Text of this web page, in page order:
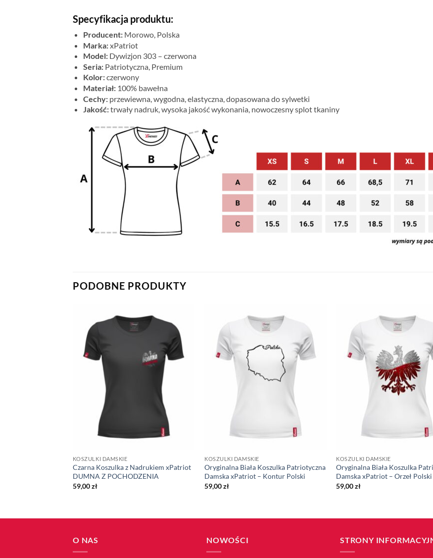
Specyfikacja produktu:
Producent:Morowo, Polska
Marka:xPatriot
Model:Dywizjon 303 – czerwona
Seria:Patriotyczna, Premium
Kolor:czerwony
Materiał:100% bawełna
Cechy:przewiewna, wygodna, elastyczna, dopasowana do sylwetki
Jakość:trwały nadruk, wysoka jakość wykonania, nowoczesny splot tkaniny
PODOBNE PRODUKTY
KOSZULKI DAMSKIE
Czarna Koszulka z Nadrukiem xPatriot
DUMNA Z POCHODZENIA
59,00zł
KOSZULKI DAMSKIE
Oryginalna Biała Koszulka Patriotyczna
Damska xPatriot – Kontur Polski
59,00zł
KOSZULKI DAMSKIE
Oryginalna Biała Koszulka
Damska xPatriot – Orzeł Polski
59,00zł
O NAS NOWOŚCI STRONY